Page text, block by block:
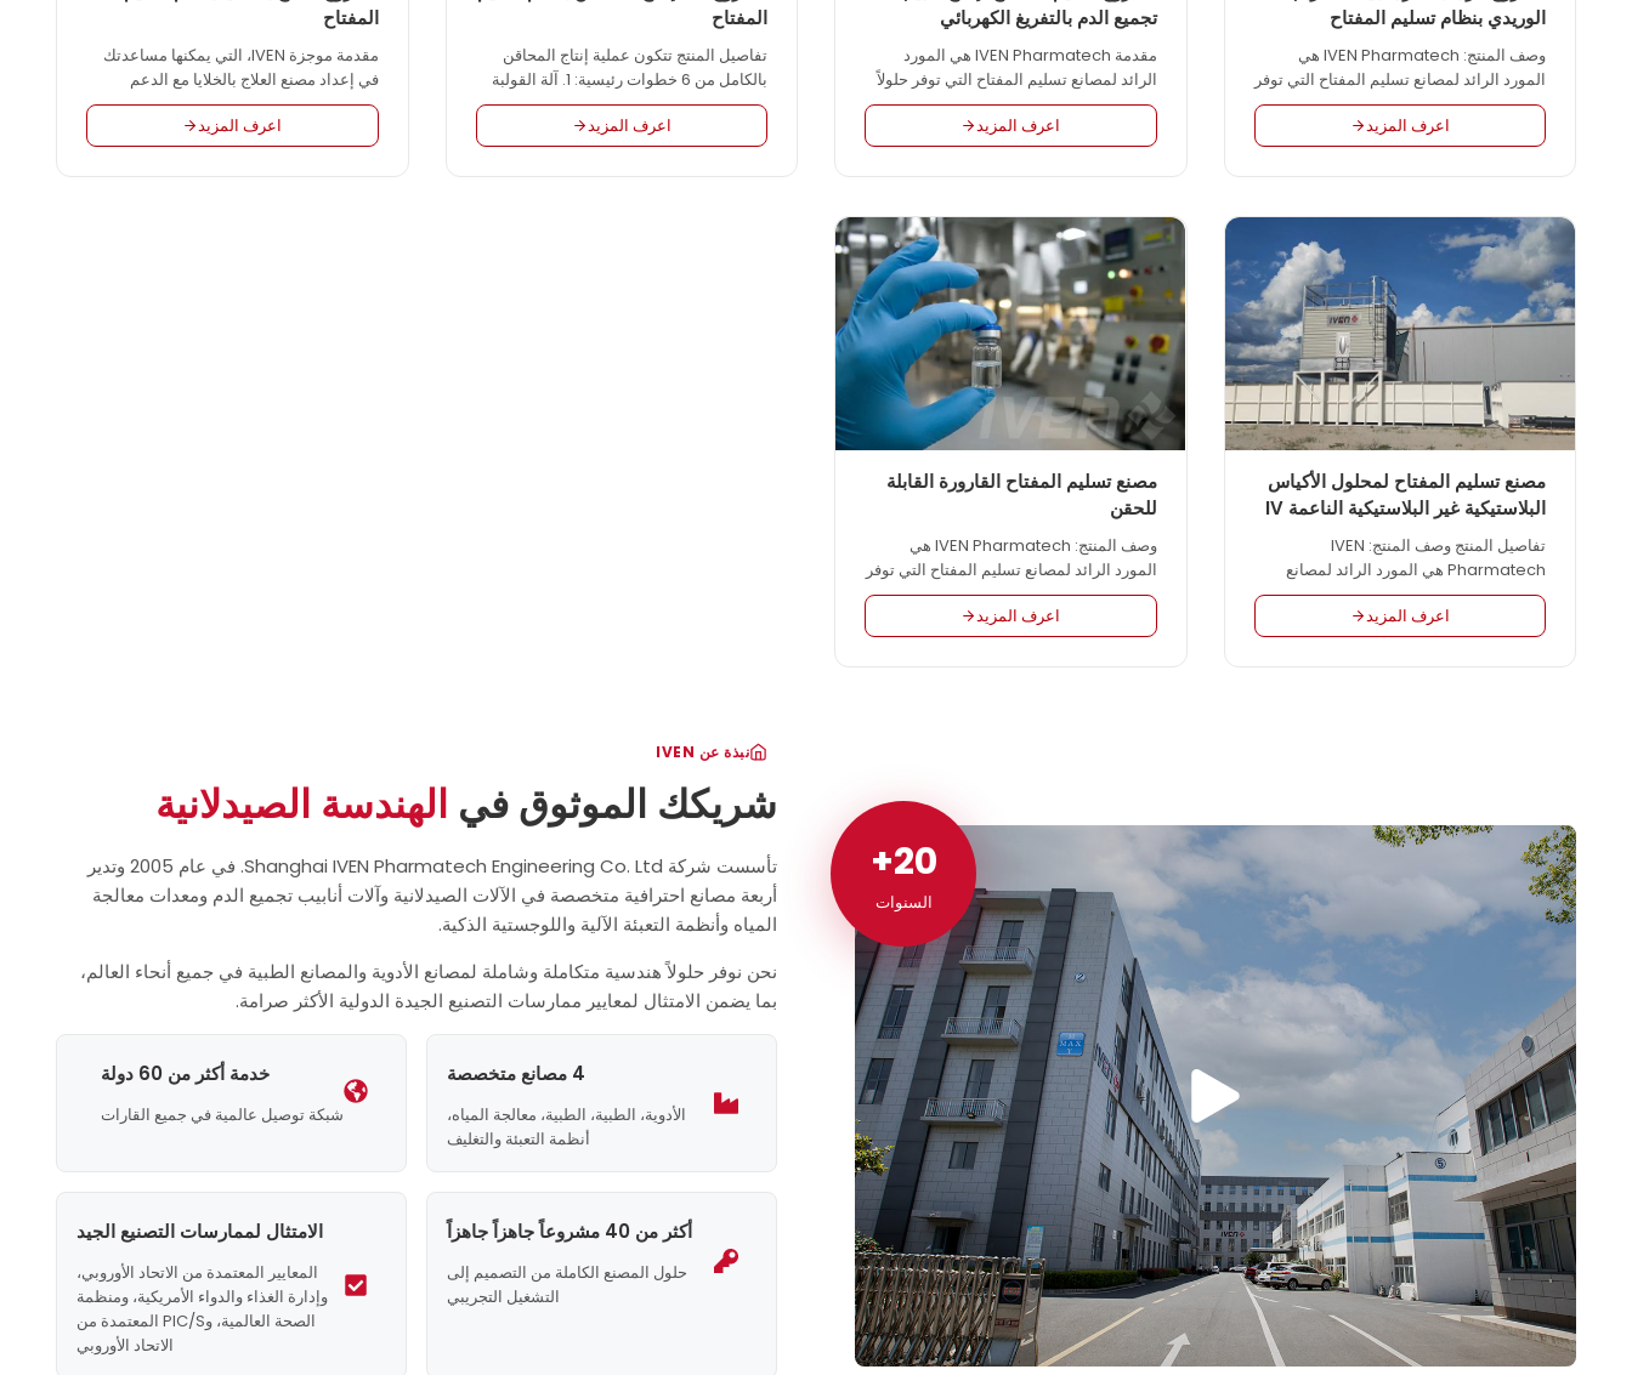
الوريدي بنظام تسليم المفتاح
وصف المنتج: IVEN Pharmatech هي
المورد الرائد لمصانع تسليم المفتاح التي توفر
حلًا هندسيًا متكاملًا لمصانع الأدوية في جميع
أنحاء العالم مثل المحلول الوريدي واللقاح
والأورام وما إلى ذلك، وفقًا لممارسات التصنيع
GMP. نحن نقدم التصميم الأكثر منطقية
للمشروع، والمعدات عالية الجودة والخدمة
المخصصة لـ
اعرف المزيد
تجميع الدم بالتفريغ الكهربائي
مقدمة IVEN Pharmatech هي المورد
الرائد لمصانع تسليم المفتاح التي توفر حلولاً
هندسية متكاملة لمصانع الأدوية والمصانع
الطبية في جميع أنحاء العالم مثل أنبوب جمع
الدم بالتفريغ، والمحاقن، وإبرة جمع الدم،
ممارسات التصنيع الجيدة للاتحاد الأوروبي،
وممارسات التصنيع الجيدة لإدارة الأغذية
والعقاقير الأمريكية، وممارسات التصنيع
الجيدة لمنظمة الصحة العالمية. فيديو المنتج
وصف تفصيلي للمنتج IVEN لجمع الدم
بالتفريغ...
اعرف المزيد
المفتاح
تفاصيل المنتج تتكون عملية إنتاج المحاقن
بالكامل من 6 خطوات رئيسية: 1. آلة القولبة
بالحقن 2. آلة طباعة خط المقياس 3. آلة
التجميع 4. آلة تغليف الحقن الفردية: عبوة
كيس PE / عبوة نفطة 5. التغليف الثانوي
اعرف المزيد
المفتاح
مقدمة موجزة IVEN، التي يمكنها مساعدتك
في إعداد مصنع العلاج بالخلايا مع الدعم
التكنولوجي الأكثر تقدماً في العالم والتحكم
الدولي المؤهل في العمليات. العلاج بالخلايا
(يُطلق عليه أيضًا العلاج الخلوي أو زرع الخلايا
اعرف المزيد
مصنع تسليم المفتاح لمحلول الأكياس
البلاستيكية غير البلاستيكية الناعمة IV
تفاصيل المنتج وصف المنتج: IVEN
Pharmatech هي المورد الرائد لمصانع
تسليم المفتاح التي توفر حلًا هندسيًا متكاملًا
لمصانع الأدوية في جميع أنحاء العالم مثل
المحلول الوريدي واللقاح والأورام وما إلى
اعرف المزيد
مصنع تسليم المفتاح القارورة القابلة
للحقن
وصف المنتج: IVEN Pharmatech هي
المورد الرائد لمصانع تسليم المفتاح التي توفر
حلًا هندسيًا متكاملًا لمصانع الأدوية في جميع
أنحاء العالم مثل المحلول الوريدي واللقاح
والأورام وما إلى ذلك، وفقًا لممارسات التصنيع
اعرف المزيد
20+
السنوات
نبذة عن IVEN
شريكك الموثوق في الهندسة الصيدلانية
تأسست شركة Shanghai IVEN Pharmatech Engineering Co. Ltd. في عام 2005 وتدير
أربعة مصانع احترافية متخصصة في الآلات الصيدلانية وآلات أنابيب تجميع الدم ومعدات معالجة
المياه وأنظمة التعبئة الآلية واللوجستية الذكية.
نحن نوفر حلولاً هندسية متكاملة وشاملة لمصانع الأدوية والمصانع الطبية في جميع أنحاء العالم،
بما يضمن الامتثال لمعايير ممارسات التصنيع الجيدة الدولية الأكثر صرامة.
4 مصانع متخصصة
الأدوية، الطبية، الطبية، معالجة المياه،
أنظمة التعبئة والتغليف
خدمة أكثر من 60 دولة
شبكة توصيل عالمية في جميع القارات
أكثر من 40 مشروعاً جاهزاً جاهزاً
حلول المصنع الكاملة من التصميم إلى
التشغيل التجريبي
الامتثال لممارسات التصنيع الجيد
المعايير المعتمدة من الاتحاد الأوروبي،
وإدارة الغذاء والدواء الأمريكية، ومنظمة
الصحة العالمية، وPIC/S المعتمدة من
الاتحاد الأوروبي